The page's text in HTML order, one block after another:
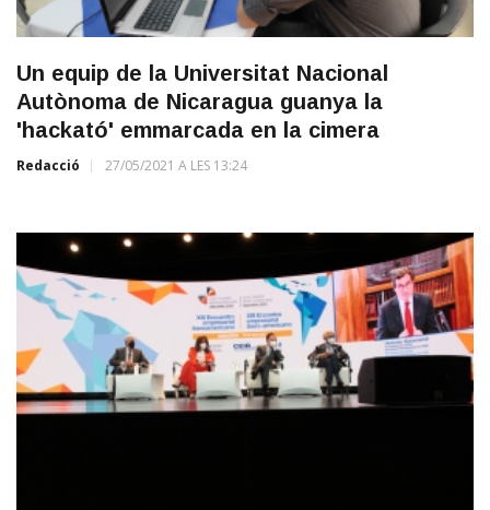
Un equip de la Universitat Nacional
Autònoma de Nicaragua guanya la
'hackató' emmarcada en la cimera
Redacció 27/05/2021 A LES 13:24